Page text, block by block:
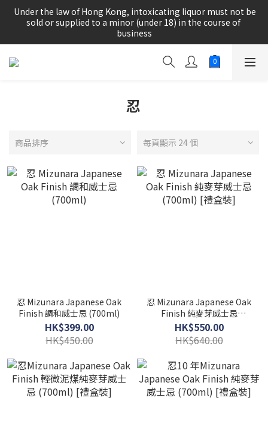
根據香港法律，不得在業務過程中，向未成年人(18歲以下人士)售
賣或供應令人醺醉的酒類。
sold or supplied to a minor (under 18) in the course of
business
根據香港法律，不得在業務過程中，向未成年人(18歲以下人士)售
忍
商品排序 每頁顯示 24 個
忍 Mizunara Japanese Oak
Finish 調和威士忌 (700ml)
HK$399.00
HK$450.00
忍 Mizunara Japanese Oak
Finish 純麥芽威士忌
(700ml) [禮盒裝]
HK$550.00
HK$640.00